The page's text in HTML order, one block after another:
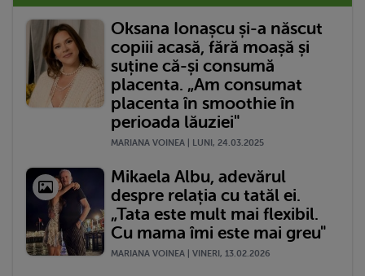
Oksana Ionașcu și-a născut
copiii acasă, fără moașă și
suține că-și consumă
placenta. „Am consumat
placenta în smoothie în
perioada lăuziei"
MARIANA VOINEA | LUNI, 24.03.2025
Mikaela Albu, adevărul
despre relația cu tatăl ei.
„Tata este mult mai flexibil.
Cu mama îmi este mai greu"
MARIANA VOINEA | VINERI, 13.02.2026